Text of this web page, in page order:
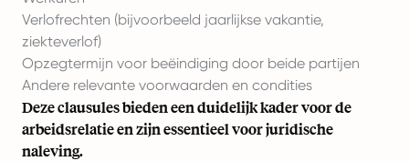
Verlofrechten (bijvoorbeeld jaarlijkse vakantie,
ziekteverlof)
Opzegtermijn voor beëindiging door beide partijen
Andere relevante voorwaarden en condities
Deze clausules bieden een duidelijk kader voor de
arbeidsrelatie en zijn essentieel voor juridische
naleving.